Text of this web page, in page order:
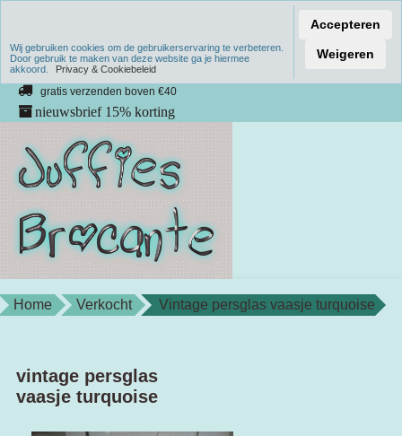
Verzenden binnen 1 werkdag
unieke producten
gratis verzenden boven €40
nieuwsbrief 15% korting
Home Verkocht Vintage persglas vaasje turquoise
vintage persglas
vaasje turquoise
Wij gebruiken cookies om de gebruikerservaring te verbeteren.
Door gebruik te maken van deze website ga je hiermee
akkoord.
Privacy & Cookiebeleid
Accepteren
Weigeren